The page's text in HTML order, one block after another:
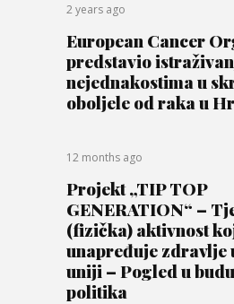
2 years ago
European Cancer
predstavio
nejednakostima u
oboljele od raka u
12 months ago
Projekt „TIP TOP
GENERATION“ –
(fizička) aktivnost
unapređuje zdravlje
uniji – Pogled u
politika